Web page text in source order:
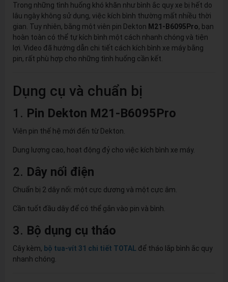
Trong những tình huống khó khăn như bình ắc quy xe bị hết do
lâu ngày không sử dụng, việc kích bình thường mất nhiều thời
gian. Tuy nhiên, bằng một viên pin Dekton M21-B6095Pro, bạn
hoàn toàn có thể tự kích bình một cách nhanh chóng và tiện
lợi. Video đã hướng dẫn chi tiết cách kích bình xe máy bằng
pin, rất phù hợp cho những tình huống cần kết.
Dụng cụ và chuẩn bị
1. Pin Dekton M21-B6095Pro
Viên pin thế hệ mới đến từ Dekton.
Dung lượng cao, hoạt động đỷ cho việc kích bình xe máy.
2. Dây nối điện
Chuẩn bị 2 dây nối: một cực dương và một cực âm.
Cần tuốt đầu dây để có thể gắn vào pin và bình.
3. Bộ dụng cụ tháo
Cây kèm, bộ tua-vít 31 chi tiết TOTAL để tháo lắp bình ắc quy
nhanh chóng.